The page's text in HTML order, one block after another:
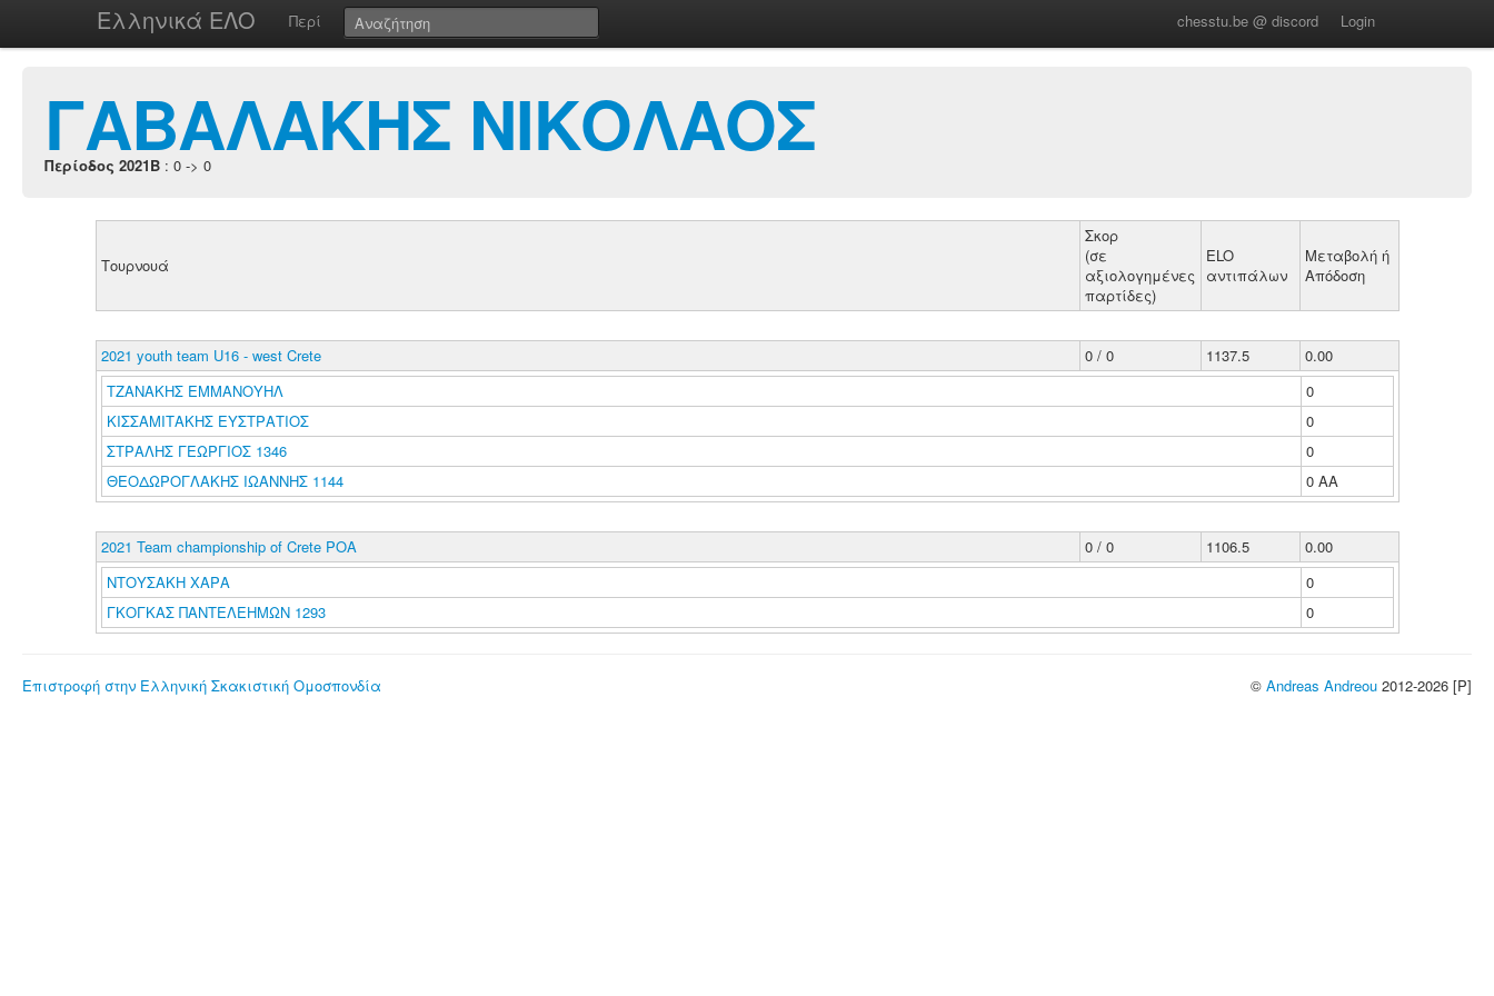
Ελληνικά ΕΛΟ Περί chesstu.be @ discord Login
ΓΑΒΑΛΑΚΗΣ ΝΙΚΟΛΑΟΣ
Περίοδος 2021B : 0 -> 0
Τουρνουά
Σκορ
(σε
αξιολογημένες
παρτίδες)
ELO
αντιπάλων
Μεταβολή ή
Απόδοση
2021 youth team U16 - west Crete 0 / 0 1137.5
0.00
ΤΖΑΝΑΚΗΣ ΕΜΜΑΝΟΥΗΛ
0
ΚΙΣΣΑΜΙΤΑΚΗΣ ΕΥΣΤΡΑΤΙΟΣ
0
ΣΤΡΑΛΗΣ ΓΕΩΡΓΙΟΣ 1346
0
ΘΕΟΔΩΡΟΓΛΑΚΗΣ ΙΩΑΝΝΗΣ 1144
0 ΑΑ
2021 Team championship of Crete POA 0 / 0 1106.5
0.00
ΝΤΟΥΣΑΚΗ ΧΑΡΑ
0
ΓΚΟΓΚΑΣ ΠΑΝΤΕΛΕΗΜΩΝ 1293
0
Επιστροφή στην Ελληνική Σκακιστική Ομοσπονδία © Andreas Andreou 2012-2026 [P]